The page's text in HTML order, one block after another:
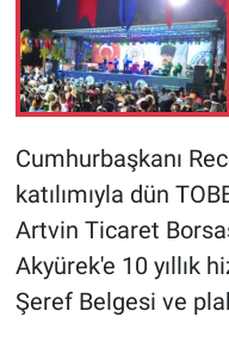
Cumhurbaşkanı
katılımıyla dün
Artvin Ticaret
Akyürek'e 10 yıllık
Şeref Belgesi ve